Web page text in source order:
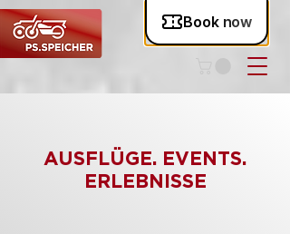
AUSFLÜGE. EVENTS.
ERLEBNISSE